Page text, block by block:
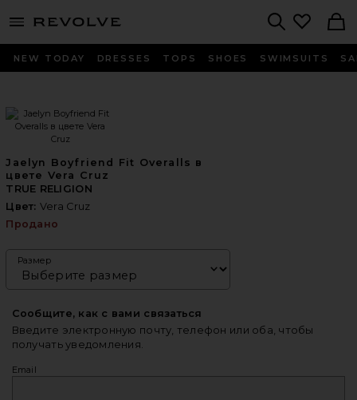
menu - shows more content
NEW TODAY DRESSES TOPS SHOES SWIMSUITS
Jaelyn Boyfriend Fit Overalls в
цвете Vera Cruz
TRUE RELIGION
Цвет: Vera Cruz
Продано
Размер
Сообщите, как с вами связаться
Введите электронную почту, телефон или оба, чтобы
получать уведомления.
Email